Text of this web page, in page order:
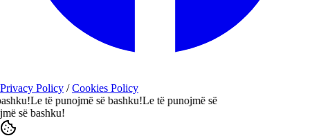
Privacy Policy /Cookies Policy
Le të punojmë së bashku!Le të punojmë së
bashku!